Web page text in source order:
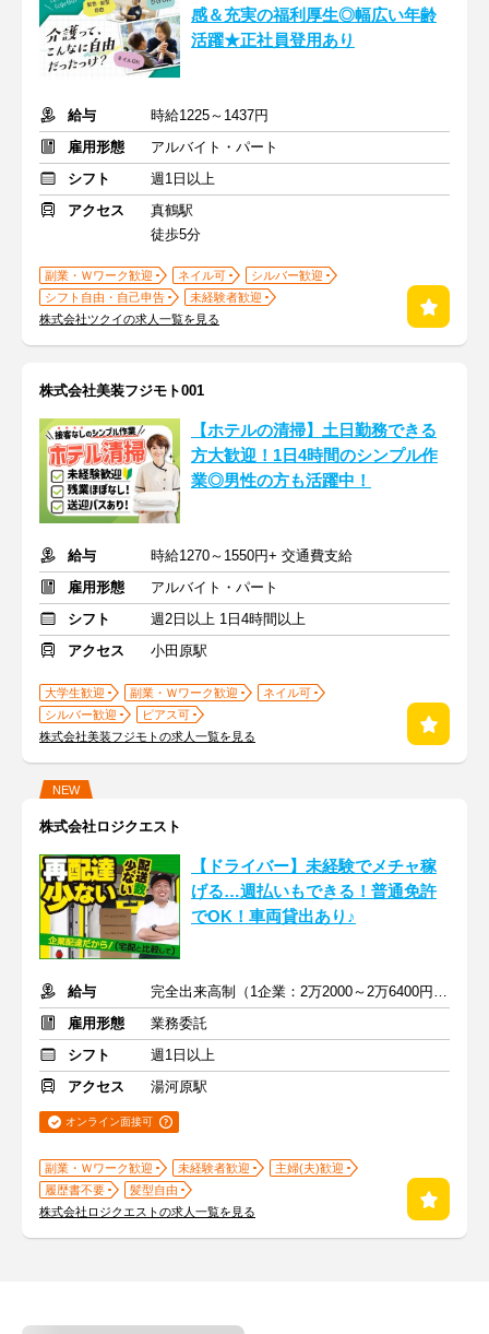
感＆充実の福利厚生◎幅広い年齢
活躍★正社員登用あり
給与
時給1225～1437円
雇用形態
アルバイト・パート
シフト
週1日以上
アクセス
真鶴駅
徒歩5分
副業・Ｗワーク歓迎 ネイル可
シルバー歓迎
シフト自由・自己申告
未経験者歓迎
株式会社ツクイの求人一覧を見る
株式会社美装フジモト001
【ホテルの清掃】土日勤務できる
方大歓迎！1日4時間のシンプル作
業◎男性の方も活躍中！
給与
時給1270～1550円+ 交通費支給
雇用形態
アルバイト・パート
シフト
週2日以上 1日4時間以上
アクセス
小田原駅
大学生歓迎 副業・Ｗワーク歓迎
ネイル可
シルバー歓迎
ピアス可
株式会社美装フジモトの求人一覧を見る
NEW
株式会社ロジクエスト
【ドライバー】未経験でメチャ稼
げる…週払いもできる！普通免許
でOK！車両貸出あり♪
給与
完全出来高制（1企業：2万2000～2万6400円※1日あたり）
雇用形態
業務委託
シフト
週1日以上
アクセス
湯河原駅
オンライン面接可
副業・Ｗワーク歓迎 未経験者歓迎
主婦(夫)歓迎
履歴書不要
髪型自由
株式会社ロジクエストの求人一覧を見る